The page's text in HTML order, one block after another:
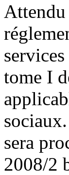
tome I
sera
2008/2